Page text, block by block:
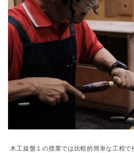
木工旋盤１の授業では比較的簡単な工程